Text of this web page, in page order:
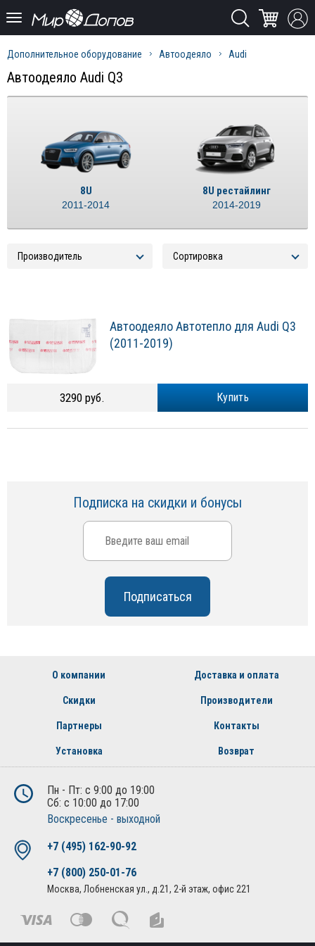
Дополнительное оборудование Автоодеяло Audi
Автоодеяло Audi Q3
8U
2011-2014
8U рестайлинг
2014-2019
Автоодеяло Автотепло для Audi Q3
(2011-2019)
Купить
3290 руб.
Подписка на скидки и бонусы
О компании Доставка и оплата
Скидки Производители
Партнеры Контакты
Установка Возврат
Пн - Пт: с 9:00 до 19:00
Сб: с 10:00 до 17:00
Воскресенье - выходной
+7 (495) 162-90-92
+7 (800) 250-01-76
Москва, Лобненская ул., д.21, 2-й этаж, офис 221